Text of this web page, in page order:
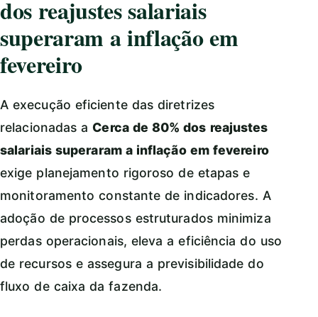
dos reajustes salariais
superaram a inflação em
fevereiro
A execução eficiente das diretrizes
relacionadas aCerca de 80% dos reajustes
salariais superaram a inflação em fevereiro
exige planejamento rigoroso de etapas e
monitoramento constante de indicadores. A
adoção de processos estruturados minimiza
perdas operacionais, eleva a eficiência do uso
de recursos e assegura a previsibilidade do
fluxo de caixa da fazenda.